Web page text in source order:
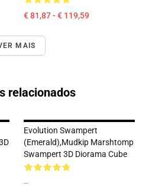
€ 81,87 - € 119,59
MAIS
relacionados
Evolution Swampert
(Emerald),Mudkip Marshtomp
Swampert 3D Diorama Cube
--